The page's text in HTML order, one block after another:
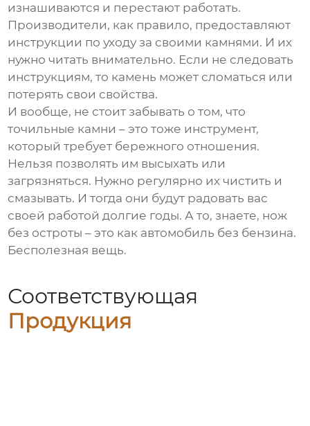
изнашиваются и перестают работать.
Производители, как правило, предоставляют
инструкции по уходу за своими камнями. И их
нужно читать внимательно. Если не следовать
инструкциям, то камень может сломаться или
потерять свои свойства.
И вообще, не стоит забывать о том, что
точильные камни – это тоже инструмент,
который требует бережного отношения.
Нельзя позволять им высыхать или
загрязняться. Нужно регулярно их чистить и
смазывать. И тогда они будут радовать вас
своей работой долгие годы. А то, знаете, нож
без остроты – это как автомобиль без бензина.
Бесполезная вещь.
Соответствующая
Продукция